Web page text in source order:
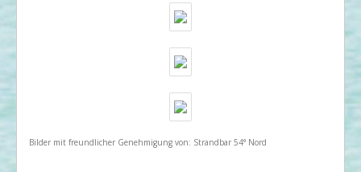
​Bilder mit freundlicher Genehmigung von: Strandbar 54° Nord